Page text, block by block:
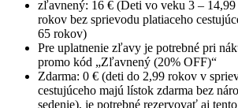
zľavnený: 16 € (Deti vo veku 3 –
rokov bez sprievodu platiaceho
65 rokov)
Pre uplatnenie zľavy je potrebné pri
promo kód „Zľavnený (20% OFF)“
Zdarma: 0 € (deti do 2,99 rokov v
cestujúceho majú lístok zdarma bez
sedenie), je potrebné rezervovať aj